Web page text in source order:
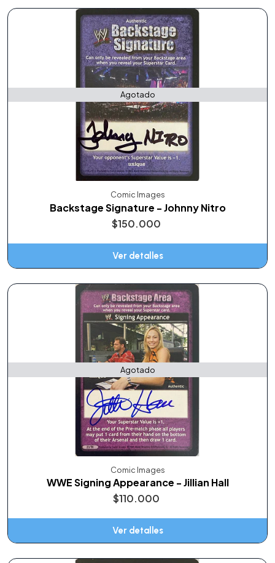
Agotado
Comic Images
Backstage Signature - Johnny Nitro
$150.000
Ver detalles
Agotado
Comic Images
WWE Signing Appearance - Jillian Hall
$110.000
Ver detalles